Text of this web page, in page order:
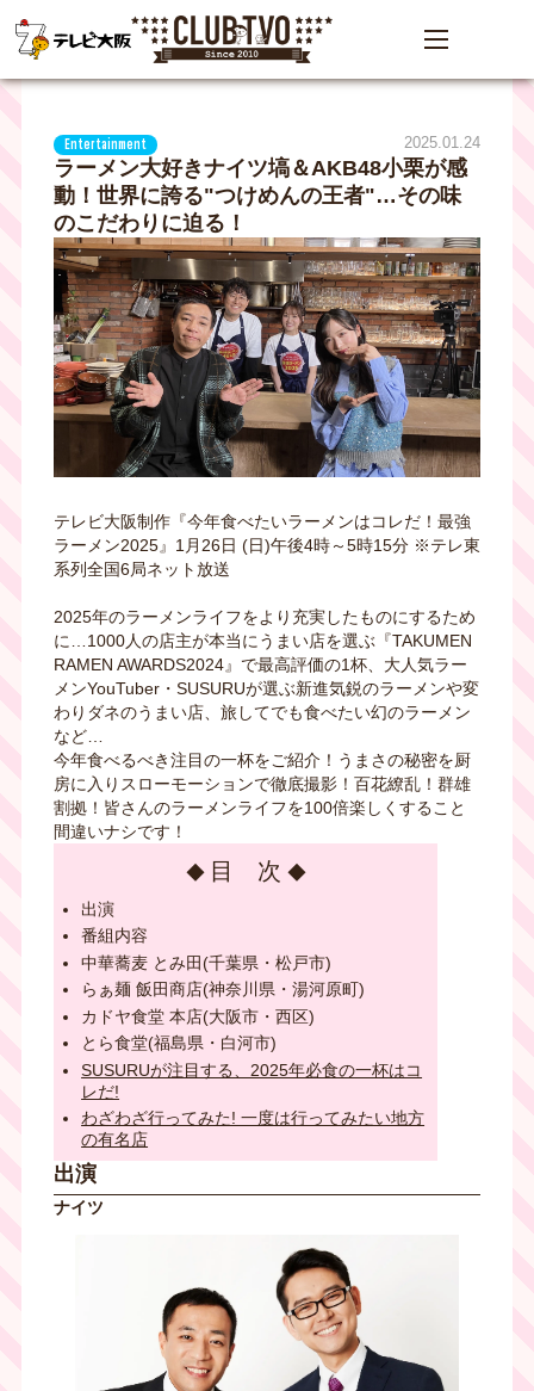
Entertainment 2025.01.24
ラーメン大好きナイツ塙＆AKB48小栗が感
動！世界に誇る"つけめんの王者"…その味
のこだわりに迫る！
テレビ大阪制作『今年食べたいラーメンはコレだ！最強
ラーメン2025』1月26日 (日)午後4時～5時15分 ※テレ東
系列全国6局ネット放送
2025年のラーメンライフをより充実したものにするため
に…1000人の店主が本当にうまい店を選ぶ『TAKUMEN
RAMEN AWARDS2024』で最高評価の1杯、大人気ラー
メンYouTuber・SUSURUが選ぶ新進気鋭のラーメンや変
わりダネのうまい店、旅してでも食べたい幻のラーメン
など…
今年食べるべき注目の一杯をご紹介！うまさの秘密を厨
房に入りスローモーションで徹底撮影！百花繚乱！群雄
割拠！皆さんのラーメンライフを100倍楽しくすること
間違いナシです！
目 次
出演
番組内容
中華蕎麦 とみ田(千葉県・松戸市)
らぁ麺 飯田商店(神奈川県・湯河原町)
カドヤ食堂 本店(大阪市・西区)
とら食堂(福島県・白河市)
SUSURUが注目する、2025年必食の一杯はコ
レだ!
わざわざ行ってみた! 一度は行ってみたい地方
の有名店
出演
ナイツ